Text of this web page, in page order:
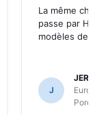
La même
passe par
modèles de
J